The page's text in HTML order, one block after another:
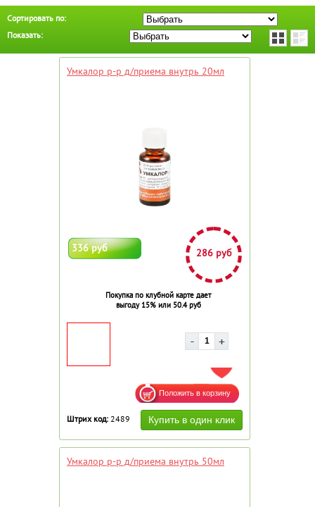
Сортировать по:
Показать:
Умкалор р-р д/приема внутрь 20мл
336 руб 286 руб
Покупка по клубной карте дает
выгоду 15% или 50.4 руб
ДОБАВИТЬ В ИЗБРАННОЕ
Штрих код: 2489
Умкалор р-р д/приема внутрь 50мл